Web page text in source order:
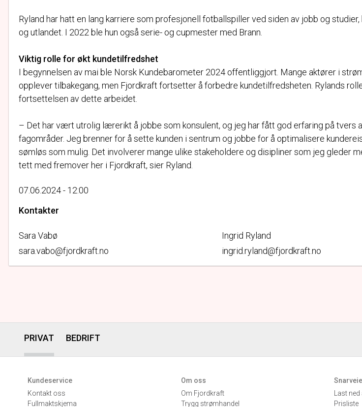
Ryland har hatt en lang karriere som profesjonell fotballspiller ved siden av jobb og studier,
og utlandet. I 2022 ble hun også serie- og cupmester med Brann.
Viktig rolle for økt kundetilfredshet
I begynnelsen av mai ble Norsk Kundebarometer 2024 offentliggjort. Mange aktører i
opplever tilbakegang, men Fjordkraft fortsetter å forbedre kundetilfredsheten. Rylands
fortsettelsen av dette arbeidet.
– Det har vært utrolig lærerikt å jobbe som konsulent, og jeg har fått god erfaring på tvers
fagområder. Jeg brenner for å sette kunden i sentrum og jobbe for å optimalisere
sømløs som mulig. Det involverer mange ulike stakeholdere og disipliner som jeg gleder
tett med fremover her i Fjordkraft, sier Ryland.
07.06.2024 - 12:00
Kontakter
Sara Vabø
sara.vabo@fjordkraft.no
Ingrid Ryland
ingrid.ryland@fjordkraft.no
PRIVAT BEDRIFT
Kundeservice
Kontakt oss
Fullmaktskjema
Om oss
Om Fjordkraft
Trygg strømhandel
Last
Prisliste